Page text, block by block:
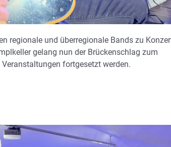
regionale und überregionale Bands zu
gelang nun der Brückenschlag zum
fortgesetzt werden.